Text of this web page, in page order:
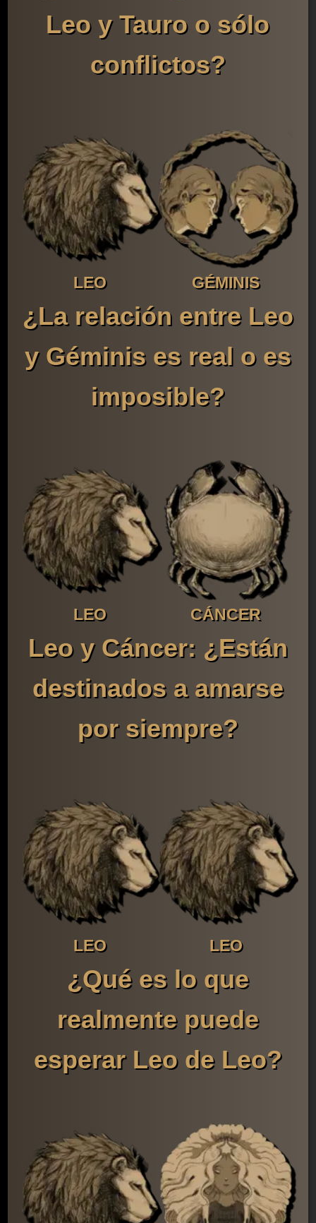
Leo y Tauro o sólo
conflictos?
LEO GÉMINIS
¿La relación entre Leo
y Géminis es real o es
imposible?
LEO CÁNCER
Leo y Cáncer: ¿Están
destinados a amarse
por siempre?
LEO LEO
¿Qué es lo que
realmente puede
esperar Leo de Leo?